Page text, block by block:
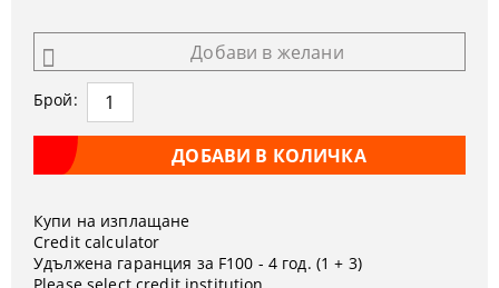
Добави в желани
Брой:
Купи на изплащане
Credit calculator
Удължена гаранция за F100 - 4 год. (1 + 3)